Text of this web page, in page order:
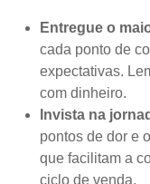
Entregue o
cada ponto de
expectativas.
com dinheiro.
Invista na
pontos de dor e
que facilitam a
ciclo de venda.